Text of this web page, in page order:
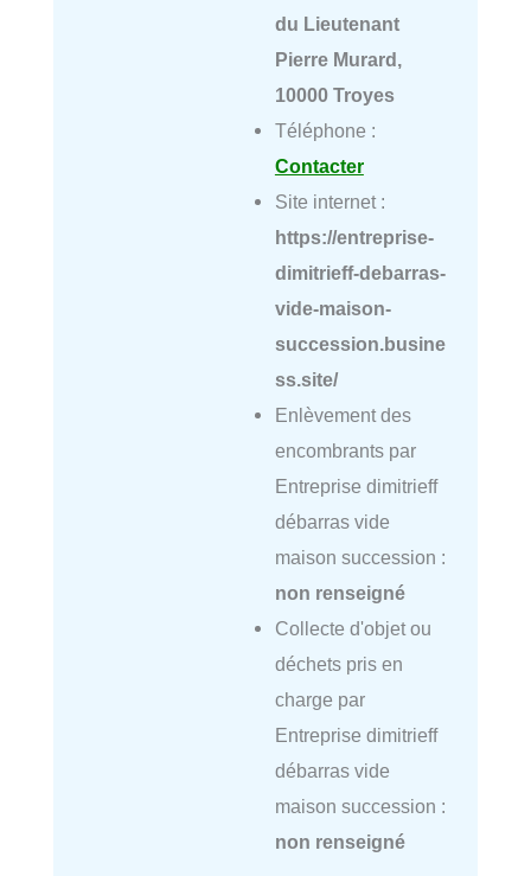
du Lieutenant
Pierre Murard,
10000 Troyes
Téléphone :
Contacter
Site internet :
https://entreprise-
dimitrieff-debarras-
vide-maison-
succession.busine
ss.site/
Enlèvement des
encombrants par
Entreprise dimitrieff
débarras vide
maison succession :
non renseigné
Collecte d'objet ou
déchets pris en
charge par
Entreprise dimitrieff
débarras vide
maison succession :
non renseigné